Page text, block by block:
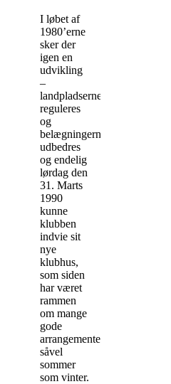
I løbet af
1980’erne
sker der
igen en
udvikling
–
landpladserne
reguleres
og
belægningerne
udbedres
og endelig
lørdag den
31. Marts
1990
kunne
klubben
indvie sit
nye
klubhus,
som siden
har været
rammen
om mange
gode
arrangementer,
såvel
sommer
som vinter.